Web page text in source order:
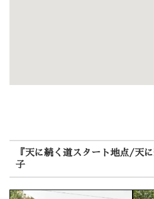
『天に続く道スタート地点/天
子